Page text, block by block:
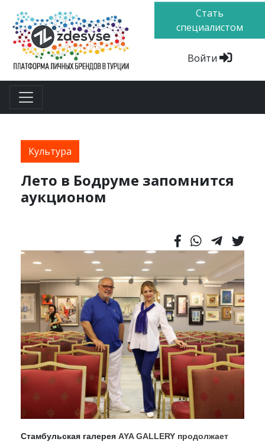
Стать
специалистом
Войти
Культура
Лето в Бодруме запомнится
аукционом
Стамбульская галерея AYA GALLERY продолжает